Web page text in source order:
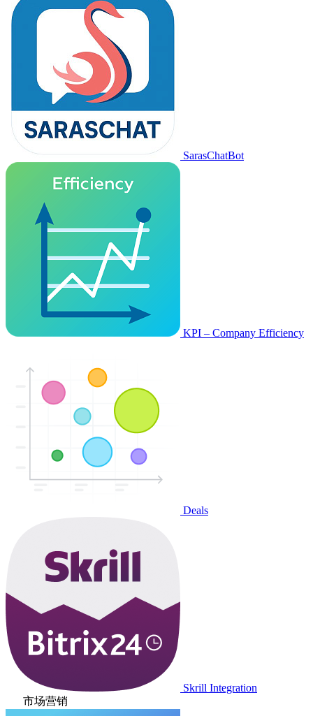
SarasChatBot
KPI – Company Efficiency
Deals
Skrill Integration
市场营销